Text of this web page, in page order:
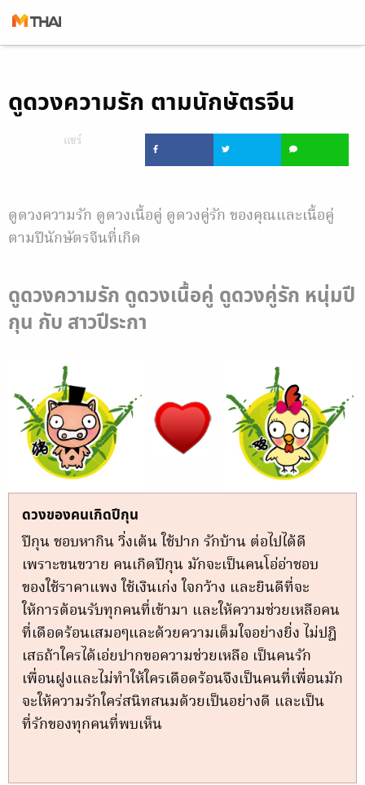
content
ดูดวงความรัก ตามนักษัตรจีน
แชร์
ดูดวงความรัก ดูดวงเนื้อคู่ ดูดวงคู่รัก ของคุณและเนื้อคู่
ตามปีนักษัตรจีนที่เกิด
ดูดวงความรัก ดูดวงเนื้อคู่ ดูดวงคู่รัก หนุ่มปี
กุน กับ สาวปีระกา
ดวงของคนเกิดปีกุน
ปีกุน ชอบหากิน วิ่งเต้น ใช้ปาก รักบ้าน ต่อไปได้ดี
เพราะขนขวาย คนเกิดปีกุน มักจะเป็นคนโอ่อ่าชอบ
ของใช้ราคาแพง ใช้เงินเก่ง ใจกว้าง และยินดีที่จะ
ให้การต้อนรับทุกคนที่เข้ามา และให้ความช่วยเหลือคน
ที่เดือดร้อนเสมอๆและด้วยความเต็มใจอย่างยิ่ง ไม่ปฎิ
เสธถ้าใครได้เอ่ยปากขอความช่วยเหลือ เป็นคนรัก
เพื่อนฝูงและไม่ทำให้ใครเดือดร้อนจึงเป็นคนที่เพื่อนมัก
จะให้ความรักใคร่สนิทสนมด้วยเป็นอย่างดี และเป็น
ที่รักของทุกคนที่พบเห็น